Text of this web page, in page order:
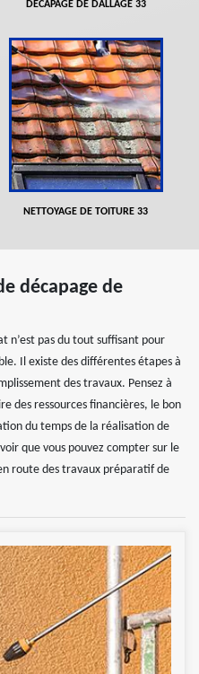
DÉCAPAGE DE DALLAGE 33
NETTOYAGE DE TOITURE 33
décapage de
n’est pas du tout suffisant pour
Il existe des différentes étapes à
des travaux. Pensez à
des ressources financières, le bon
du temps de la réalisation de
que vous pouvez compter sur le
route des travaux préparatif de